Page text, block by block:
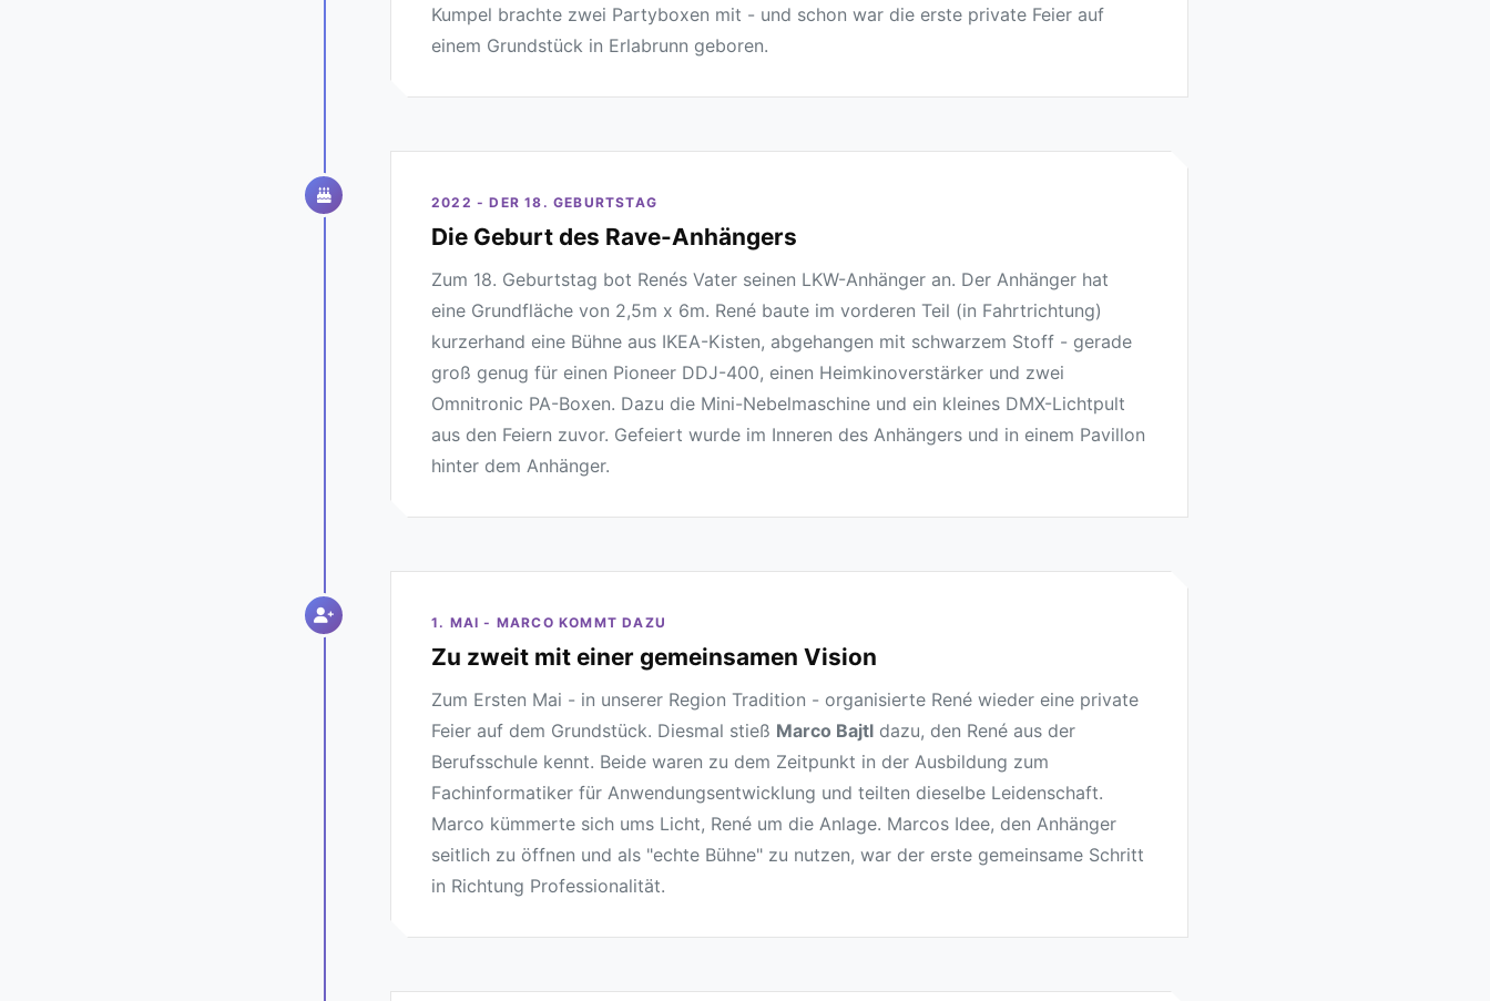
Kumpel brachte zwei Partyboxen mit - und schon war die erste private Feier auf
einem Grundstück in Erlabrunn geboren.
2022 - DER 18. GEBURTSTAG
Die Geburt des Rave-Anhängers
Zum 18. Geburtstag bot Renés Vater seinen LKW-Anhänger an. Der Anhänger hat
eine Grundfläche von 2,5m x 6m. René baute im vorderen Teil (in Fahrtrichtung)
kurzerhand eine Bühne aus IKEA-Kisten, abgehangen mit schwarzem Stoff - gerade
groß genug für einen Pioneer DDJ-400, einen Heimkinoverstärker und zwei
Omnitronic PA-Boxen. Dazu die Mini-Nebelmaschine und ein kleines DMX-Lichtpult
aus den Feiern zuvor. Gefeiert wurde im Inneren des Anhängers und in einem Pavillon
hinter dem Anhänger.
1. MAI - MARCO KOMMT DAZU
Zu zweit mit einer gemeinsamen Vision
Zum Ersten Mai - in unserer Region Tradition - organisierte René wieder eine private
Feier auf dem Grundstück. Diesmal stieß Marco Bajtl dazu, den René aus der
Berufsschule kennt. Beide waren zu dem Zeitpunkt in der Ausbildung zum
Fachinformatiker für Anwendungsentwicklung und teilten dieselbe Leidenschaft.
Marco kümmerte sich ums Licht, René um die Anlage. Marcos Idee, den Anhänger
seitlich zu öffnen und als "echte Bühne" zu nutzen, war der erste gemeinsame Schritt
in Richtung Professionalität.